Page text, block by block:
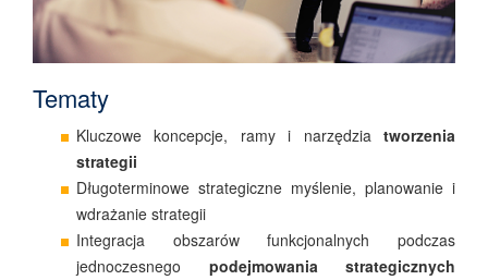
Tematy
Kluczowe koncepcje, ramy i narzędzia tworzenia
strategii
Długoterminowe strategiczne myślenie, planowanie i
wdrażanie strategii
Integracja obszarów funkcjonalnych podczas
jednoczesnego podejmowania strategicznych